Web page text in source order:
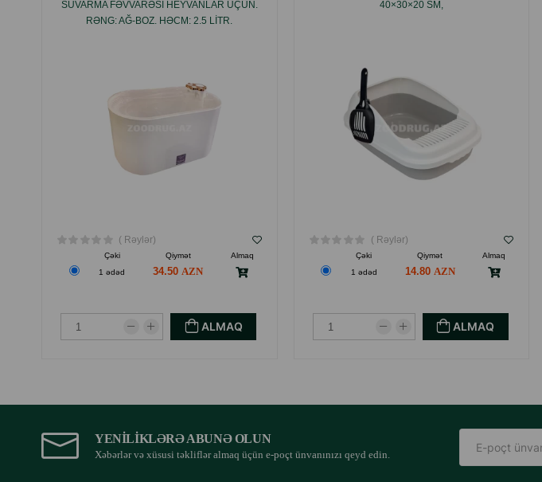
SUVARMA FƏVVARƏSI HEYVANLAR ÜÇÜN.
RƏNG: AĞ-BOZ. HƏCM: 2.5 LITR.
( Rəylər)
Çəki Qiymət
Almaq
1 ədəd
34.50
ALMAQ
40×30×20 SM,
( Rəylər)
Çəki Qiymət
Almaq
1 ədəd
14.80
ALMAQ
YENILIKLƏRƏ ABUNƏ OLUN
Xəbərlər və xüsusi təkliflər almaq üçün e-poçt ünvanınızı qeyd edin.